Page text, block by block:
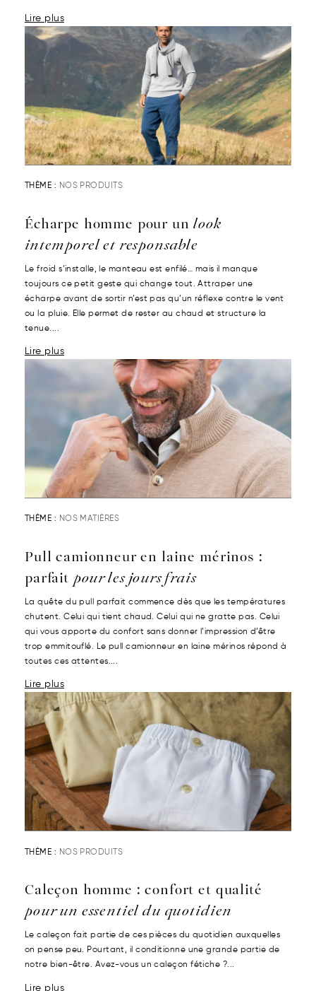
Lire plus
THÈME : NOS PRODUITS
Écharpe homme pour unlook
intemporel et responsable
Le froid s’installe, le manteau est enfilé… mais il manque
toujours ce petit geste qui change tout. Attraper une
écharpe avant de sortir n’est pas qu’un réflexe contre le vent
ou la pluie. Elle permet de rester au chaud et structure la
tenue....
Lire plus
THÈME : NOS MATIÈRES
Pull camionneur en laine mérinos :
parfait pour les jours frais
La quête du pull parfait commence dès que les températures
chutent. Celui qui tient chaud. Celui qui ne gratte pas. Celui
qui vous apporte du confort sans donner l’impression d’être
trop emmitouflé. Le pull camionneur en laine mérinos répond à
toutes ces attentes....
Lire plus
THÈME : NOS PRODUITS
Caleçon homme : confort et qualité
pour un essentiel du quotidien
Le caleçon fait partie de ces pièces du quotidien auxquelles
on pense peu. Pourtant, il conditionne une grande partie de
notre bien-être. Avez-vous un caleçon fétiche ?...
Lire plus